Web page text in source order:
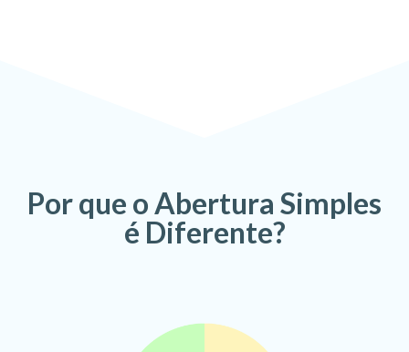
Por que o Abertura Simples
é Diferente?